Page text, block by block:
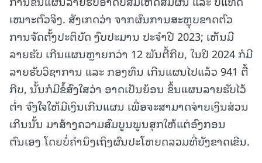
ເໝາະຕົວຈິງ. ສັງເກດວ່າ ຈາກຜົນການສະຫຼຸບຂາດຕົວ
ການຈັດຕັ້ງປະຕິບັດ ງົບປະມານ ປະຈໍາປີ 2023; ເຫັນມີ
ລາຍຮັບ ເກີນແຜນຫຼາຍກວ່າ 12 ພັນຕື້ກີບ, ໃນປີ 2024 ກໍມີ
ລາຍຮັບວິຊາການ ແລະ ກອງທຶນ ເກີນແຜນໄປແລ້ວ 941 ຕື້
ກີບ, ນັ້ນກໍມີຂໍ້ສົງໃສວ່າ ອາດເປັນຍ້ອນ ຂຶ້ນແຜນລາຍຮັບໄວ້
ຕໍ່າ ຈົງໃຈໃຫ້ມີເງິນເກີນແຜນ ເພື່ອຈະສາມາດຈ່າຍເງິນສ່ວນ
ເກີນນັ້ນ ມາສ້າງຄວາມສົມບູນພູນສຸກໃຫ້ແຕ່ອົງກອນ
ຕົນເອງ ໂດຍບໍ່ຄໍານຶງເຖິງຜົນປະໂຫຍດລວມທີ່ຍັງຂາດເຂີນ.